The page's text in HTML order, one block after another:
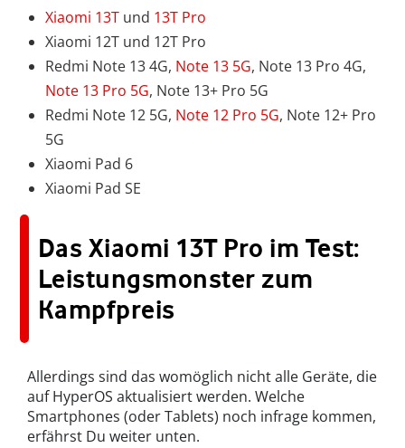
Xiaomi 13T und 13T Pro
Xiaomi 12T und 12T Pro
Redmi Note 13 4G, Note 13 5G, Note 13 Pro 4G,
Note 13 Pro 5G, Note 13+ Pro 5G
Redmi Note 12 5G, Note 12 Pro 5G, Note 12+ Pro
5G
Xiaomi Pad 6
Xiaomi Pad SE
Das Xiaomi 13T Pro im Test:
Leistungsmonster zum
Kampfpreis
Allerdings sind das womöglich nicht alle Geräte, die
auf HyperOS aktualisiert werden. Welche
Smartphones (oder Tablets) noch infrage kommen,
erfährst Du weiter unten.